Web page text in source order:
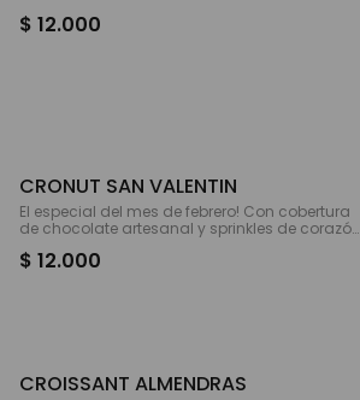
$ 12.000
CRONUT SAN VALENTIN
El especial del mes de febrero! Con cobertura
de chocolate artesanal y sprinkles de corazón
$ 12.000
CROISSANT ALMENDRAS